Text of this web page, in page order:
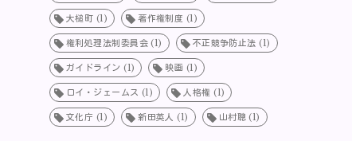
大槌町 (1) 著作権制度 (1)
権利処理法制委員会(1) 不正競争防止法 (1)
ガイドライン (1) 映画 (1)
ロイ・ジェームス (1) 人格権 (1)
文化庁 (1) 新田英人 (1) 山村聰(1)